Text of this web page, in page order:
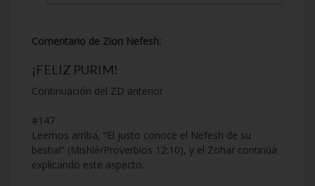
Comentario de Zion Nefesh:
¡FELIZ PURIM!
Continuación del ZD anterior
#147
Leemos arriba, “El justo conoce el Nefesh de su
bestial” (Mishlé/Proverbios 12:10), y el Zohar continúa
explicando este aspecto.